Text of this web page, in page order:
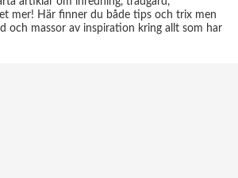
mer! Här finner du både tips och trix men
och massor av inspiration kring allt som har